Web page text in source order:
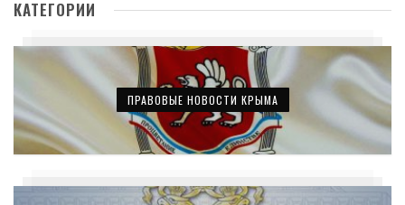
КАТЕГОРИИ
ПРАВОВЫЕ НОВОСТИ КРЫМА